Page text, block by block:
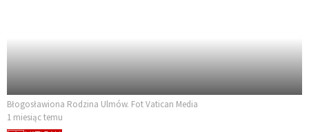
Błogosławiona Rodzina Ulmów. Fot Vatican Media
1 miesiąc temu